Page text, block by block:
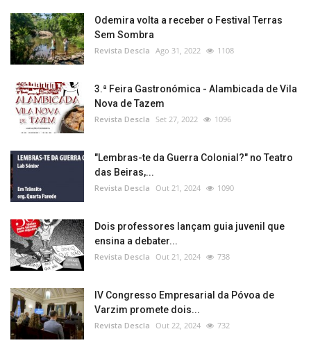
Odemira volta a receber o Festival Terras
Sem Sombra
Revista Descla Ago 31, 2022 1108
3.ª Feira Gastronómica - Alambicada de Vila
Nova de Tazem
Revista Descla Set 27, 2022 1096
"Lembras-te da Guerra Colonial?" no Teatro
das Beiras,...
Revista Descla Out 21, 2024 1090
Dois professores lançam guia juvenil que
ensina a debater...
Revista Descla Out 21, 2024 738
IV Congresso Empresarial da Póvoa de
Varzim promete dois...
Revista Descla Out 22, 2024 732